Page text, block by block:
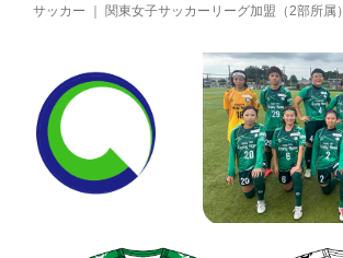
サッカー ｜ 関東女子サッカーリーグ加盟（2部所属）